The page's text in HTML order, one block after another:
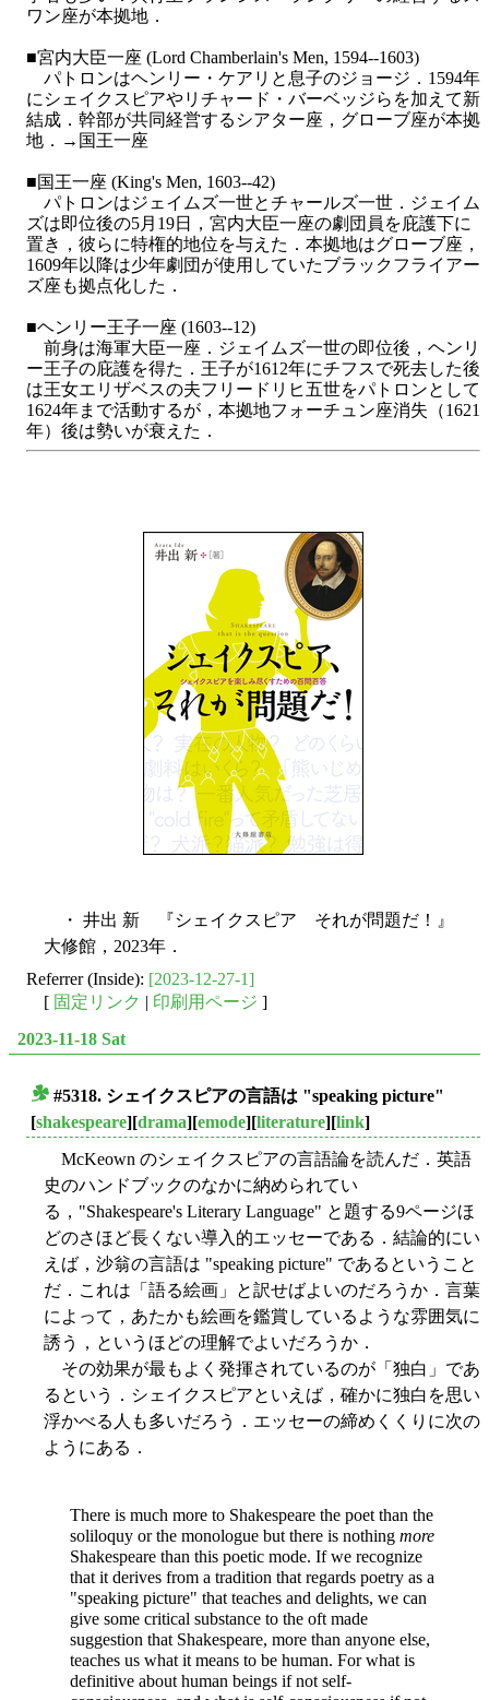
ワン座が本拠地．
■宮内大臣一座 (Lord Chamberlain's Men, 1594--1603)
パトロンはヘンリー・ケアリと息子のジョージ．1594年
にシェイクスピアやリチャード・バーベッジらを加えて新
結成．幹部が共同経営するシアター座，グローブ座が本拠
地．→国王一座
■国王一座 (King's Men, 1603--42)
パトロンはジェイムズ一世とチャールズ一世．ジェイム
ズは即位後の5月19日，宮内大臣一座の劇団員を庇護下に
置き，彼らに特権的地位を与えた．本拠地はグローブ座，
1609年以降は少年劇団が使用していたブラックフライアー
ズ座も拠点化した．
■ヘンリー王子一座 (1603--12)
前身は海軍大臣一座．ジェイムズ一世の即位後，ヘンリ
ー王子の庇護を得た．王子が1612年にチフスで死去した後
は王女エリザベスの夫フリードリヒ五世をパトロンとして
1624年まで活動するが，本拠地フォーチュン座消失（1621
年）後は勢いが衰えた．
・ 井出 新 『シェイクスピア それが問題だ！』
大修館，2023年．
Referrer (Inside): [2023-12-27-1]
[ 固定リンク | 印刷用ページ ]
2023-11-18 Sat
#5318. シェイクスピアの言語は "speaking picture"
[shakespeare][drama][emode][literature][link]
McKeown のシェイクスピアの言語論を読んだ．英語
史のハンドブックのなかに納められてい
る，"Shakespeare's Literary Language" と題する9ページほ
どのさほど長くない導入的エッセーである．結論的にい
えば，沙翁の言語は "speaking picture" であるということ
だ．これは「語る絵画」と訳せばよいのだろうか．言葉
によって，あたかも絵画を鑑賞しているような雰囲気に
誘う，というほどの理解でよいだろうか．
その効果が最もよく発揮されているのが「独白」であ
るという．シェイクスピアといえば，確かに独白を思い
浮かべる人も多いだろう．エッセーの締めくくりに次の
ようにある．
There is much more to Shakespeare the poet than the
soliloquy or the monologue but there is nothing more
Shakespeare than this poetic mode. If we recognize
that it derives from a tradition that regards poetry as a
"speaking picture" that teaches and delights, we can
give some critical substance to the oft made
suggestion that Shakespeare, more than anyone else,
teaches us what it means to be human. For what is
definitive about human beings if not self-